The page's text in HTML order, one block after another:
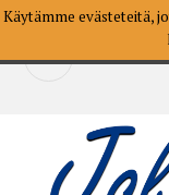
Skip
content
Käytämme evästeteitä,